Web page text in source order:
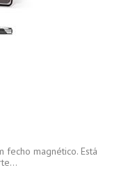
fecho magnético. Está